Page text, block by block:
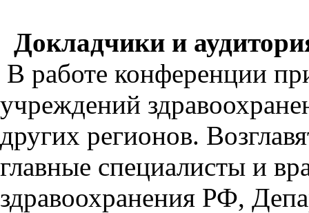
Докладчики и
В работе конференции
учреждений
других регионов.
главные специалисты и
здравоохранения РФ,